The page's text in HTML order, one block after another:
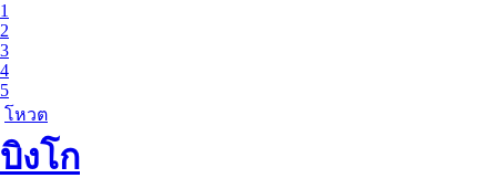
1
2
3
4
5
โหวต
บิงโก